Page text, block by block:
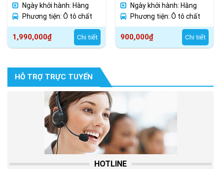
HỖ TRỢ TRỰC TUYẾN
HOTLINE
Ngày khởi hành: Hàng
ngày
Phương tiện: Ô tô chất
lượng cao
1,990,000₫ Chi tiết
Ngày khởi hành: Hằng
ngày
Phương tiện: Ô tô chất
lượng cao
900,000₫ Chi tiết